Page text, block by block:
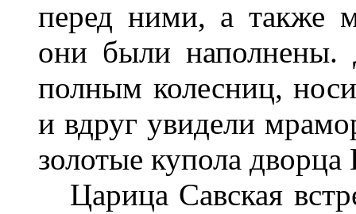
перед ними, а также
они были наполнены.
полным колесниц,
и вдруг увидели
золотые купола
Царица Савская